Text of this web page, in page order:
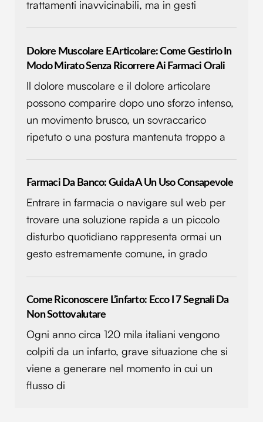
nostri partner che si occupano di analisi dei dati web,
raccolto dal tuo utilizzo dei loro servizi.
trattamenti inavvicinabili, ma in gesti
Dolore Muscolare E Articolare: Come Gestirlo In
Modo Mirato Senza Ricorrere Ai Farmaci Orali
Il dolore muscolare e il dolore articolare
possono comparire dopo uno sforzo intenso,
un movimento brusco, un sovraccarico
ripetuto o una postura mantenuta troppo a
Farmaci Da Banco: Guida A Un Uso Consapevole
Entrare in farmacia o navigare sul web per
trovare una soluzione rapida a un piccolo
disturbo quotidiano rappresenta ormai un
gesto estremamente comune, in grado
Come Riconoscere L’infarto: Ecco I 7 Segnali Da
Non Sottovalutare
Ogni anno circa 120 mila italiani vengono
colpiti da un infarto, grave situazione che si
viene a generare nel momento in cui un
flusso di